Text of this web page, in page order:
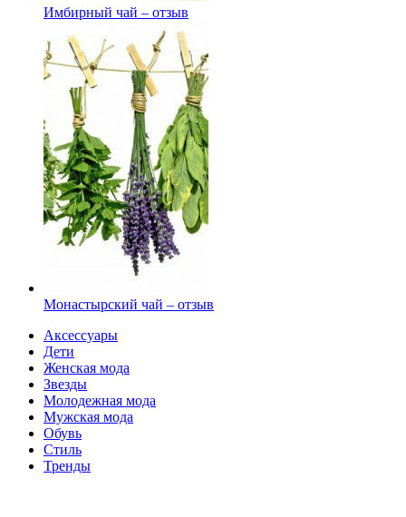
Имбирный чай – отзыв
Монастырский чай – отзыв
Аксессуары
Дети
Женская мода
Звезды
Молодежная мода
Мужская мода
Обувь
Стиль
Тренды